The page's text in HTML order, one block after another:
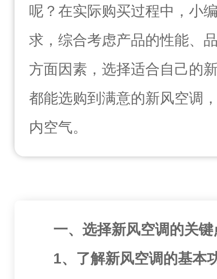
呢？在实际购买过程中，小
求，综合考虑产品的性能、
方面因素，选择适合自己的
都能选购到满意的新风空调
内空气。
一、选择新风空调的关键
1、了解新风空调的基本